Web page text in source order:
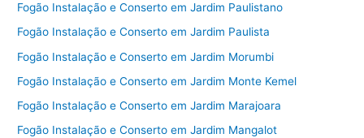
Fogão Instalação e Conserto em Jardim Paulistano
Fogão Instalação e Conserto em Jardim Paulista
Fogão Instalação e Conserto em Jardim Morumbi
Fogão Instalação e Conserto em Jardim Monte Kemel
Fogão Instalação e Conserto em Jardim Marajoara
Fogão Instalação e Conserto em Jardim Mangalot